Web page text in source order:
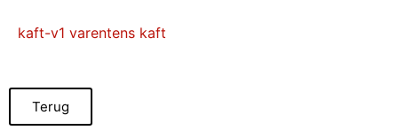
kaft-v1 varentens kaft
Terug